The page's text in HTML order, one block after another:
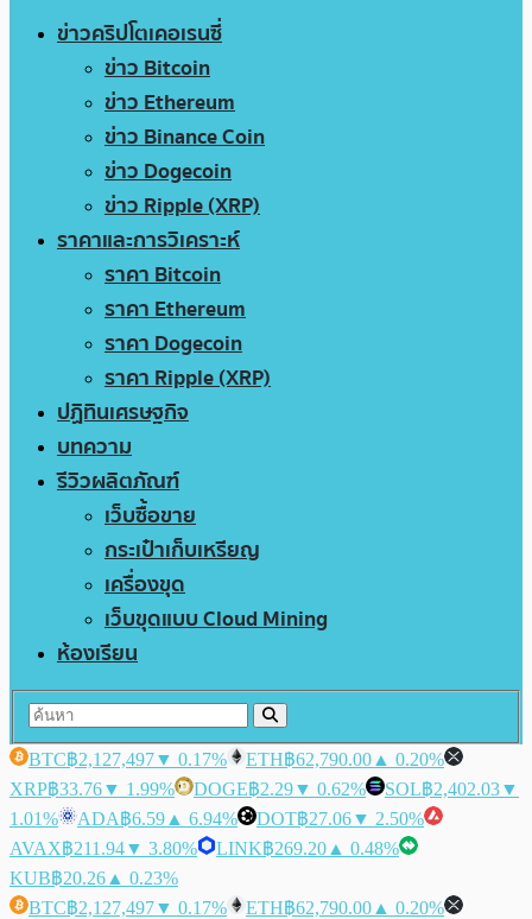
ข่าวคริปโตเคอเรนซี่
ข่าว Bitcoin
ข่าว Ethereum
ข่าว Binance Coin
ข่าว Dogecoin
ข่าว Ripple (XRP)
ราคาและการวิเคราะห์
ราคา Bitcoin
ราคา Ethereum
ราคา Dogecoin
ราคา Ripple (XRP)
ปฏิทินเศรษฐกิจ
บทความ
รีวิวผลิตภัณฑ์
เว็บซื้อขาย
กระเป๋าเก็บเหรียญ
เครื่องขุด
เว็บขุดแบบ Cloud Mining
ห้องเรียน
BTC฿2,127,497▼ 0.17% ETH฿62,790.00 ▲ 0.20%
XRP฿33.76▼ 1.99% DOGE฿2.29▼ 0.62% SOL฿2,402.03▼
1.01%
ADA฿6.59 ▲ 6.94% DOT฿27.06▼ 2.50%
AVAX฿211.94▼ 3.80% LINK฿269.20 ▲ 0.48%
KUB฿20.26 ▲ 0.23%
BTC฿2,127,497▼ 0.17% ETH฿62,790.00 ▲ 0.20%